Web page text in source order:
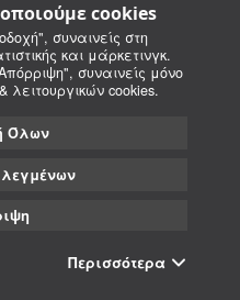
cookies
συναινείς στη
και μάρκετινγκ.
συναινείς μόνο
cookies.
Όλων
Περισσότερα